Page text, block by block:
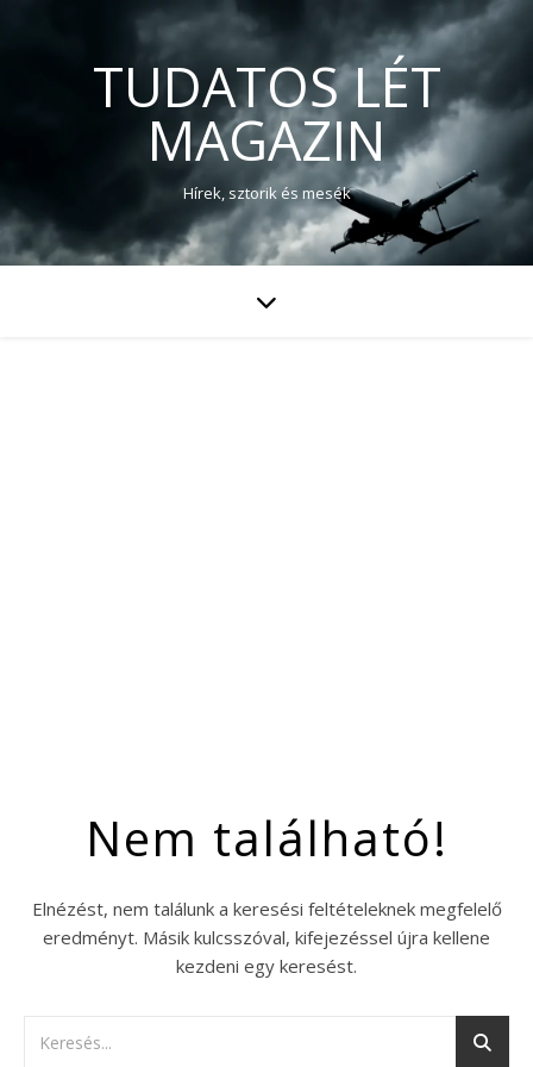
TUDATOS LÉT
MAGAZIN
Hírek, sztorik és mesék
Nem található!
Elnézést, nem találunk a keresési feltételeknek megfelelő
eredményt. Másik kulcsszóval, kifejezéssel újra kellene
kezdeni egy keresést.